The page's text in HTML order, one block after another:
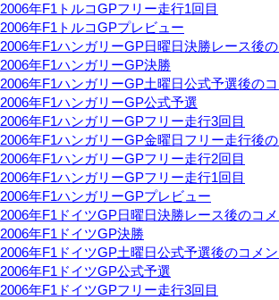
2006年F1トルコGPフリー走行1回目
2006年F1トルコGPプレビュー
2006年F1ハンガリーGP日曜日決勝レース後
2006年F1ハンガリーGP決勝
2006年F1ハンガリーGP土曜日公式予選後の
2006年F1ハンガリーGP公式予選
2006年F1ハンガリーGPフリー走行3回目
2006年F1ハンガリーGP金曜日フリー走行後
2006年F1ハンガリーGPフリー走行2回目
2006年F1ハンガリーGPフリー走行1回目
2006年F1ハンガリーGPプレビュー
2006年F1ドイツGP日曜日決勝レース後のコ
2006年F1ドイツGP決勝
2006年F1ドイツGP土曜日公式予選後のコメ
2006年F1ドイツGP公式予選
2006年F1ドイツGPフリー走行3回目